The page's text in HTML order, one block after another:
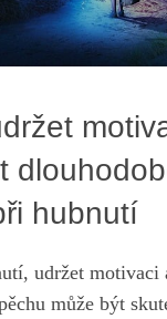
hubnutí
udržet motivaci
může být